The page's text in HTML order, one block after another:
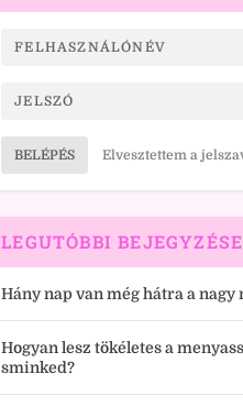
BELÉPÉS Elvesztettem a
LEGUTÓBBI
Hány nap van még hátra a nagy
Hogyan lesz tökéletes a
sminked?